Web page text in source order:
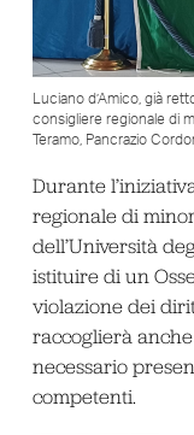
Luciano d’Amico, già
consigliere regionale di
Teramo, Pancrazio
Durante
regionale di
dell’Università
istituire di un
violazione dei
raccoglierà
necessario
competenti.